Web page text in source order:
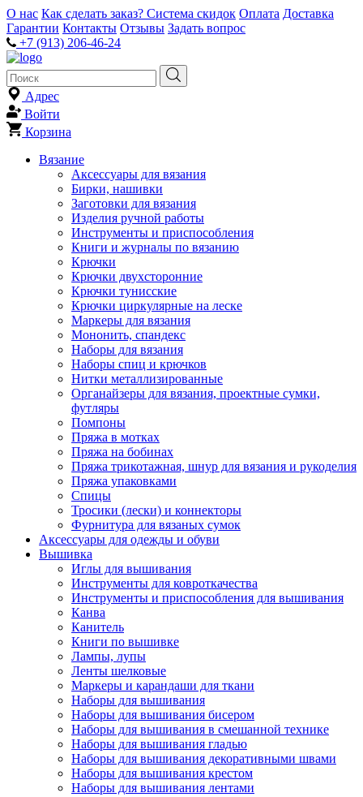
О нас Как сделать заказ? Система скидок Оплата Доставка
Гарантии Контакты Отзывы Задать вопрос
+7 (913) 206-46-24
Адрес
Войти
Корзина
Вязание
Аксессуары для вязания
Бирки, нашивки
Заготовки для вязания
Изделия ручной работы
Инструменты и приспособления
Книги и журналы по вязанию
Крючки
Крючки двухсторонние
Крючки тунисские
Крючки циркулярные на леске
Маркеры для вязания
Мононить, спандекс
Наборы для вязания
Наборы спиц и крючков
Нитки металлизированные
Органайзеры для вязания, проектные сумки,
футляры
Помпоны
Пряжа в мотках
Пряжа на бобинах
Пряжа трикотажная, шнур для вязания и рукоделия
Пряжа упаковками
Спицы
Тросики (лески) и коннекторы
Фурнитура для вязаных сумок
Аксессуары для одежды и обуви
Вышивка
Иглы для вышивания
Инструменты для ковроткачества
Инструменты и приспособления для вышивания
Канва
Канитель
Книги по вышивке
Лампы, лупы
Ленты шелковые
Маркеры и карандаши для ткани
Наборы для вышивания
Наборы для вышивания бисером
Наборы для вышивания в смешанной технике
Наборы для вышивания гладью
Наборы для вышивания декоративными швами
Наборы для вышивания крестом
Наборы для вышивания лентами